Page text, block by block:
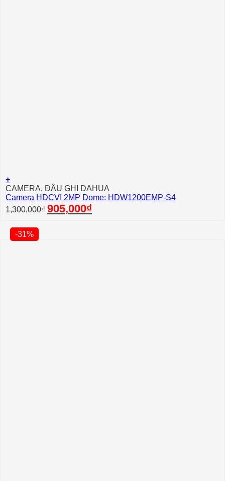
+
CAMERA, ĐẦU GHI DAHUA
Camera HDCVI 2MP Dome: HDW1200EMP-S4
1,300,000₫ Giá
gốc
905,000₫Giá
hiện
-31%